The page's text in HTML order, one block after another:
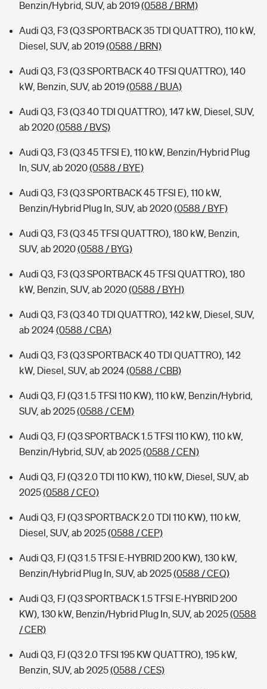
Benzin/Hybrid, SUV, ab 2019(0588 / BRM)
Audi Q3, F3 (Q3 SPORTBACK 35 TDI QUATTRO), 110 kW,
Diesel, SUV, ab 2019(0588 / BRN)
Audi Q3, F3 (Q3 SPORTBACK 40 TFSI QUATTRO), 140
kW, Benzin, SUV, ab 2019(0588 / BUA)
Audi Q3, F3 (Q3 40 TDI QUATTRO), 147 kW, Diesel, SUV,
ab 2020(0588 / BVS)
Audi Q3, F3 (Q3 45 TFSI E), 110 kW, Benzin/Hybrid Plug
In, SUV, ab 2020(0588 / BYE)
Audi Q3, F3 (Q3 SPORTBACK 45 TFSI E), 110 kW,
Benzin/Hybrid Plug In, SUV, ab 2020(0588 / BYF)
Audi Q3, F3 (Q3 45 TFSI QUATTRO), 180 kW, Benzin,
SUV, ab 2020(0588 / BYG)
Audi Q3, F3 (Q3 SPORTBACK 45 TFSI QUATTRO), 180
kW, Benzin, SUV, ab 2020(0588 / BYH)
Audi Q3, F3 (Q3 40 TDI QUATTRO), 142 kW, Diesel, SUV,
ab 2024(0588 / CBA)
Audi Q3, F3 (Q3 SPORTBACK 40 TDI QUATTRO), 142
kW, Diesel, SUV, ab 2024(0588 / CBB)
Audi Q3, FJ (Q3 1.5 TFSI 110 KW), 110 kW, Benzin/Hybrid,
SUV, ab 2025(0588 / CEM)
Audi Q3, FJ (Q3 SPORTBACK 1.5 TFSI 110 KW), 110 kW,
Benzin/Hybrid, SUV, ab 2025(0588 / CEN)
Audi Q3, FJ (Q3 2.0 TDI 110 KW), 110 kW, Diesel, SUV, ab
2025(0588 / CEO)
Audi Q3, FJ (Q3 SPORTBACK 2.0 TDI 110 KW), 110 kW,
Diesel, SUV, ab 2025(0588 / CEP)
Audi Q3, FJ (Q3 1.5 TFSI E-HYBRID 200 KW), 130 kW,
Benzin/Hybrid Plug In, SUV, ab 2025(0588 / CEQ)
Audi Q3, FJ (Q3 SPORTBACK 1.5 TFSI E-HYBRID 200
KW), 130 kW, Benzin/Hybrid Plug In, SUV, ab 2025(0588
/ CER)
Audi Q3, FJ (Q3 2.0 TFSI 195 KW QUATTRO), 195 kW,
Benzin, SUV, ab 2025(0588 / CES)